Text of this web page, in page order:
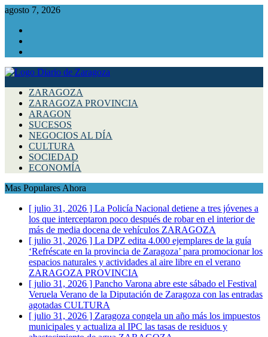
agosto 7, 2026
ZARAGOZA
ZARAGOZA PROVINCIA
ARAGON
SUCESOS
NEGOCIOS AL DÍA
CULTURA
SOCIEDAD
ECONOMÍA
Mas Populares Ahora
[ julio 31, 2026 ] La Policía Nacional detiene a tres jóvenes a
los que interceptaron poco después de robar en el interior de
más de media docena de vehículos ZARAGOZA
[ julio 31, 2026 ] La DPZ edita 4.000 ejemplares de la guía
‘Refréscate en la provincia de Zaragoza’ para promocionar los
espacios naturales y actividades al aire libre en el verano
ZARAGOZA PROVINCIA
[ julio 31, 2026 ] Pancho Varona abre este sábado el Festival
Veruela Verano de la Diputación de Zaragoza con las entradas
agotadas CULTURA
[ julio 31, 2026 ] Zaragoza congela un año más los impuestos
municipales y actualiza al IPC las tasas de residuos y